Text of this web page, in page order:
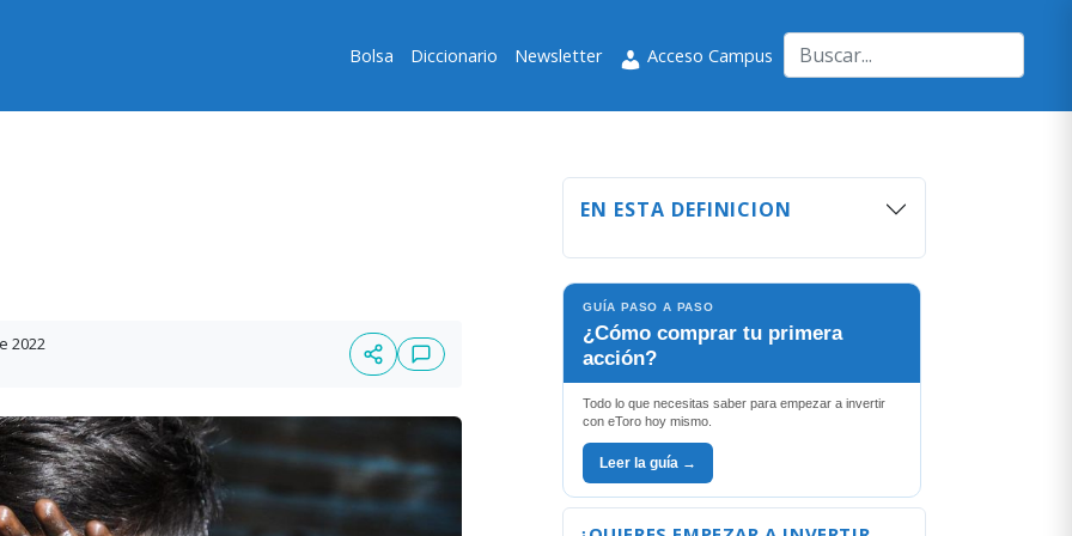
Bolsa Diccionario Newsletter Acceso Campus
2022
EN ESTA DEFINICION
GUÍA PASO A PASO
¿Cómo comprar tu primera
acción?
Todo lo que necesitas saber para empezar a invertir
con eToro hoy mismo.
Leer la guía →